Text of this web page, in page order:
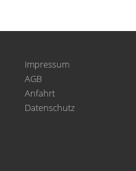
Impressum
AGB
Anfahrt
Datenschutz